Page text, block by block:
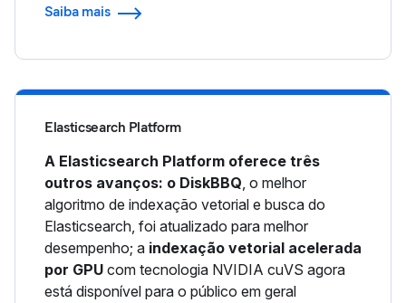
Saiba mais
Elasticsearch Platform
A Elasticsearch Platform oferece três
outros avanços: o DiskBBQ, o melhor
algoritmo de indexação vetorial e busca do
Elasticsearch, foi atualizado para melhor
desempenho; a indexação vetorial acelerada
por GPU com tecnologia NVIDIA cuVS agora
está disponível para o público em geral